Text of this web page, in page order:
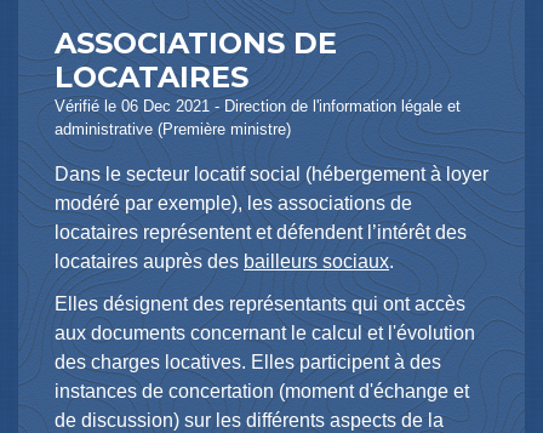
ASSOCIATIONS DE
LOCATAIRES
Vérifié le 06 Dec 2021 - Direction de l'information légale et
administrative (Première ministre)
Dans le secteur locatif social (hébergement à loyer
modéré par exemple), les associations de
locataires représentent et défendent l’intérêt des
locataires auprès des bailleurs sociaux.
Elles désignent des représentants qui ont accès
aux documents concernant le calcul et l'évolution
des charges locatives. Elles participent à des
instances de concertation (moment d'échange et
de discussion) sur les différents aspects de la